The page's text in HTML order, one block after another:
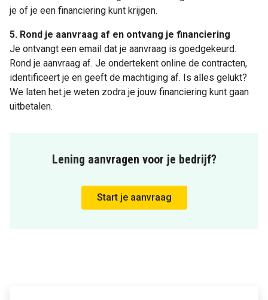
je of je een financiering kunt krijgen.
5. Rond je aanvraag af en ontvang je financiering
Je ontvangt een email dat je aanvraag is goedgekeurd.
Rond je aanvraag af. Je ondertekent online de contracten,
identificeert je en geeft de machtiging af. Is alles gelukt?
We laten het je weten zodra je jouw financiering kunt gaan
uitbetalen.
Lening aanvragen voor je bedrijf?
Start je aanvraag